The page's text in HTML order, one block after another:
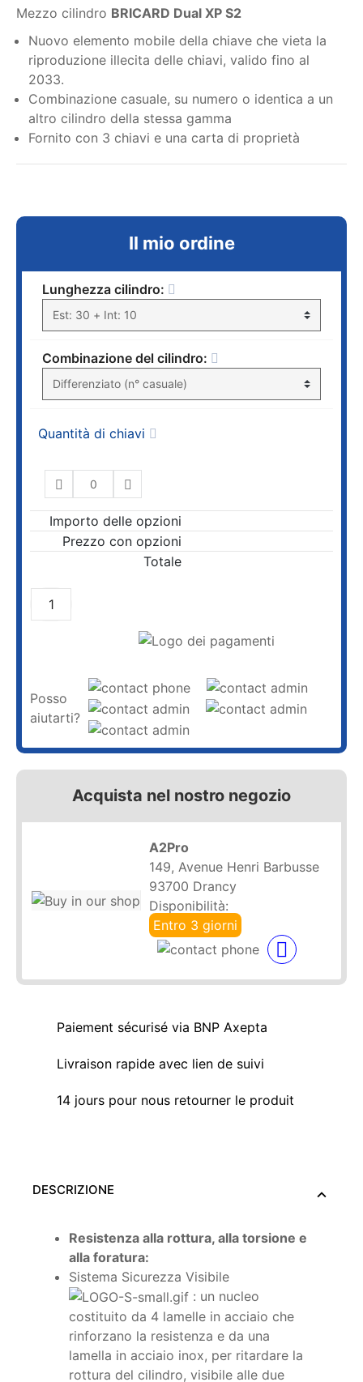
Mezzo cilindro BRICARD Dual XP S2
Nuovo elemento mobile della chiave che vieta la
riproduzione illecita delle chiavi, valido fino al
2033.
Combinazione casuale, su numero o identica a un
altro cilindro della stessa gamma
Fornito con 3 chiavi e una carta di proprietà
Il mio ordine
Lunghezza cilindro:
Combinazione del cilindro:
Quantità di chiavi
Importo delle opzioni
Prezzo con opzioni
Totale
Posso
aiutarti?
Acquista nel nostro negozio
A2Pro
149, Avenue Henri Barbusse
93700 Drancy
Disponibilità:
Entro 3 giorni
Paiement sécurisé via BNP Axepta
Livraison rapide avec lien de suivi
14 jours pour nous retourner le produit
DESCRIZIONE
Resistenza alla rottura, alla torsione e
alla foratura:
Sistema Sicurezza Visibile
: un nucleo
costituito da 4 lamelle in acciaio che
rinforzano la resistenza e da una
lamella in acciaio inox, per ritardare la
rottura del cilindro, visibile alle due